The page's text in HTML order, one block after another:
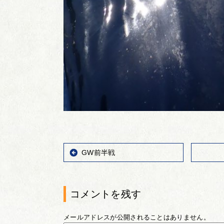
GW前半戦
コメントを残す
メールアドレスが公開されることはありません。